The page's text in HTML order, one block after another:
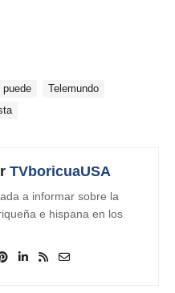
Telemundo
TVboricuaUSA
a informar sobre la
e hispana en los